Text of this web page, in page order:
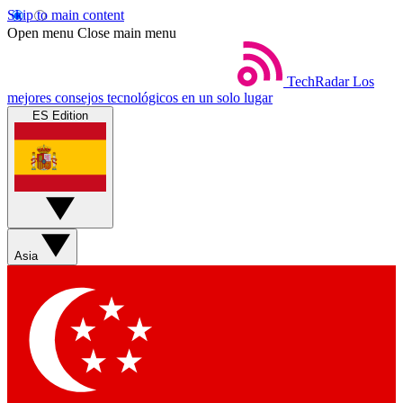
Skip to main content
Open menu Close main menu
TechRadar Los
mejores consejos tecnológicos en un solo lugar
ES Edition
Asia